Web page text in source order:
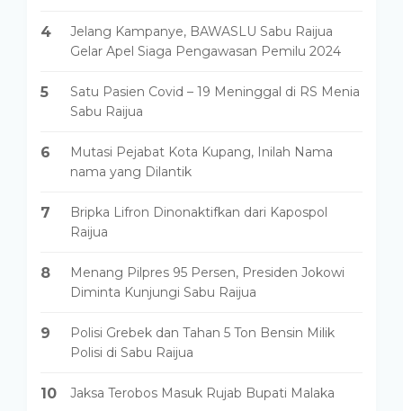
4
Jelang Kampanye, BAWASLU Sabu Raijua
Gelar Apel Siaga Pengawasan Pemilu 2024
5
Satu Pasien Covid – 19 Meninggal di RS Menia
Sabu Raijua
6
Mutasi Pejabat Kota Kupang, Inilah Nama
nama yang Dilantik
7
Bripka Lifron Dinonaktifkan dari Kapospol
Raijua
8
Menang Pilpres 95 Persen, Presiden Jokowi
Diminta Kunjungi Sabu Raijua
9
Polisi Grebek dan Tahan 5 Ton Bensin Milik
Polisi di Sabu Raijua
10 Jaksa Terobos Masuk Rujab Bupati Malaka